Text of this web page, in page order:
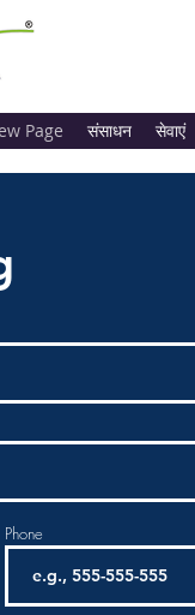
Page संसाधन सेवाएं
Phone